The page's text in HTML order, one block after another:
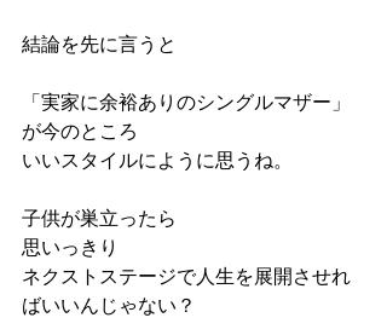
結論を先に言うと
「実家に余裕ありのシングルマザー」
が今のところ
いいスタイルにように思うね。
子供が巣立ったら
思いっきり
ネクストステージで人生を展開させれ
ばいいんじゃない？